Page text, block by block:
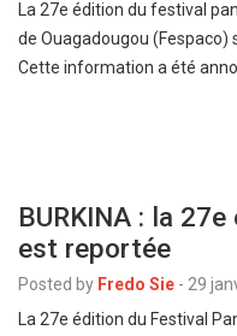
La 27e édition du festival
de Ouagadougou (Fespaco)
Cette information a été
BURKINA : la
est reportée
Posted by Fredo Sie - 29
La 27e édition du Festival